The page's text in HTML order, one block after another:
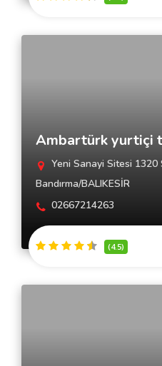
Ambartürk yurtiçi
Yeni Sanayi Sitesi 1320
Bandırma/BALIKESİR
02667214263
(4.5)